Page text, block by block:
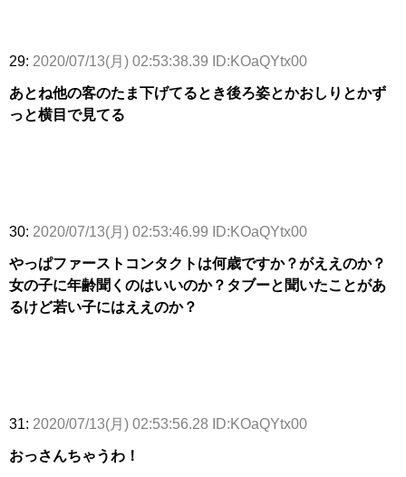
29: 2020/07/13(月) 02:53:38.39 ID:KOaQYtx00
あとね他の客のたま下げてるとき後ろ姿とかおしりとかず
っと横目で見てる
30: 2020/07/13(月) 02:53:46.99 ID:KOaQYtx00
やっぱファーストコンタクトは何歳ですか？がええのか？
女の子に年齢聞くのはいいのか？タブーと聞いたことがあ
るけど若い子にはええのか？
31: 2020/07/13(月) 02:53:56.28 ID:KOaQYtx00
おっさんちゃうわ！